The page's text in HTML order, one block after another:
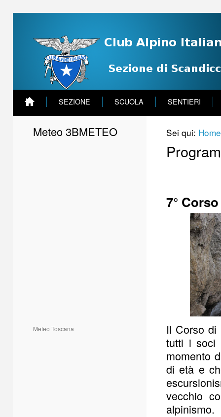
SEZIONE SCUOLA SENTIERI
Meteo 3BMETEO
Meteo Toscana
Sei qui: Home
7°
Il Corso di
tutti i soci
momento
di età e
vecchio
alpinismo.